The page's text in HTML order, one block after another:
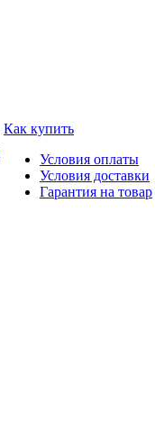
Как купить
Условия оплаты
Условия доставки
Гарантия на товар